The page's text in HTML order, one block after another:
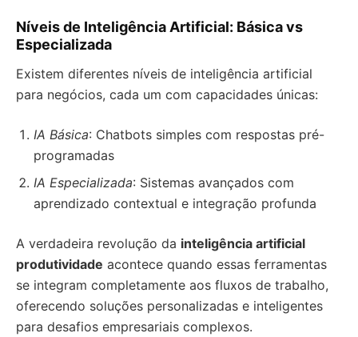
Níveis de Inteligência Artificial: Básica vs
Especializada
Existem diferentes níveis de inteligência artificial
para negócios, cada um com capacidades únicas:
IA Básica: Chatbots simples com respostas pré-
programadas
IA Especializada: Sistemas avançados com
aprendizado contextual e integração profunda
A verdadeira revolução da inteligência artificial
produtividade acontece quando essas ferramentas
se integram completamente aos fluxos de trabalho,
oferecendo soluções personalizadas e inteligentes
para desafios empresariais complexos.